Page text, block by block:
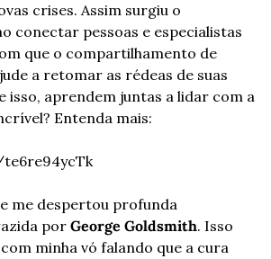
crises. Assim surgiu o
conectar pessoas e especialistas
que o compartilhamento de
a retomar as rédeas de suas
isso, aprendem juntas a lidar com a
Entenda mais:
me despertou profunda
por George Goldsmith. Isso
minha vó falando que a cura